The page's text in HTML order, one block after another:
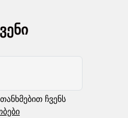
ჩვენს